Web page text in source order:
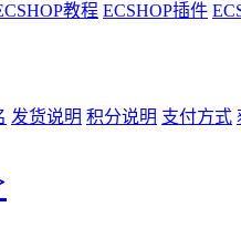
教程 ECSHOP插件
发货说明 积分说明 支付方式